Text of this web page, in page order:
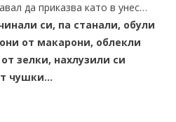
да приказва като в унес…
си, па станали, обули
от макарони, облекли
зелки, нахлузили си
чушки…